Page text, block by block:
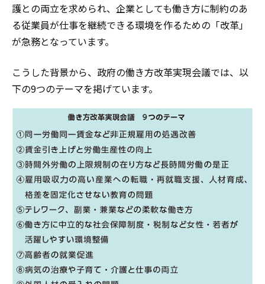
護との両立を求められ、企業としても働き方に制約のあ
る従業員が仕事を継続できる環境を作るための「改革」
が急務となっています。
こうした背景から、政府の働き方改革実現会議では、以
下の9つのテーマを掲げています。